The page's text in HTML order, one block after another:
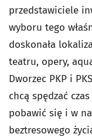
przedstawiciele
wyboru tego
doskonała
teatru, opery,
Dworzec PKP i
chcą spędzać
pobawić się i w
beztresowego